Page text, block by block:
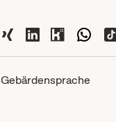
Gebärdensprache